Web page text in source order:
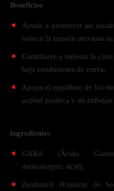
Beneficios
Ayuda a promover un
reducir la tensión nerviosa
Contribuye a mejorar la
bajo condiciones de estrés.
Apoya el equilibrio de los
actitud positiva y un
Ingredientes
GABA (Ácido
Aminobutyric Acid).
Zembrin® (Extracto de